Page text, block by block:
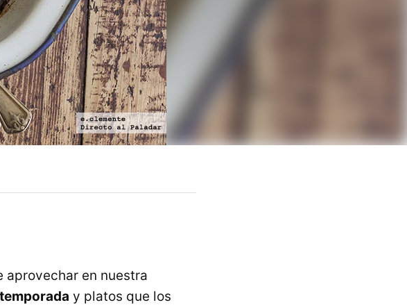
aprovechar en nuestra
y platos que los